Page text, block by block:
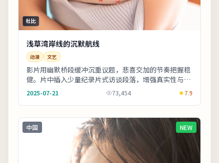
杜比
浅草湾岸线的沉默航线
动漫 文艺
影片用幽默桥段缓冲沉重议题，悲喜交加的节奏把握稳
健。片中插入少量纪录片式访谈段落，增强真实性与代
入感。片尾字幕包含幕后花絮名单，影迷可向幕后岗
2025-07-21 73,454 7.9
中国 NEW